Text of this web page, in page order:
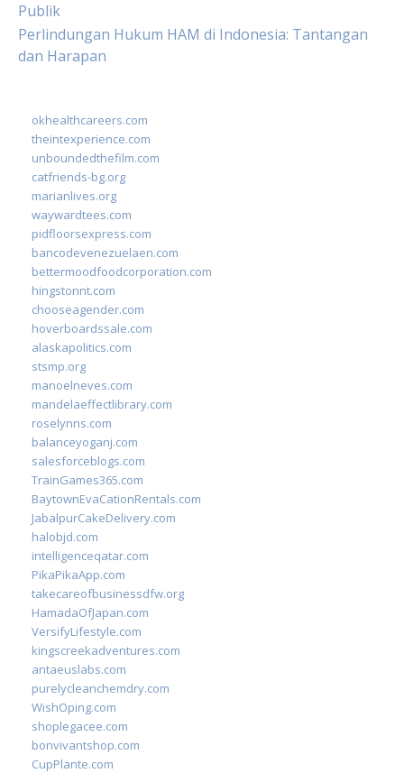
Publik
Perlindungan Hukum HAM di Indonesia: Tantangan
dan Harapan
okhealthcareers.com
theintexperience.com
unboundedthefilm.com
catfriends-bg.org
marianlives.org
waywardtees.com
pidfloorsexpress.com
bancodevenezuelaen.com
bettermoodfoodcorporation.com
hingstonnt.com
chooseagender.com
hoverboardssale.com
alaskapolitics.com
stsmp.org
manoelneves.com
mandelaeffectlibrary.com
roselynns.com
balanceyoganj.com
salesforceblogs.com
TrainGames365.com
BaytownEvaCationRentals.com
JabalpurCakeDelivery.com
halobjd.com
intelligenceqatar.com
PikaPikaApp.com
takecareofbusinessdfw.org
HamadaOfJapan.com
VersifyLifestyle.com
kingscreekadventures.com
antaeuslabs.com
purelycleanchemdry.com
WishOping.com
shoplegacee.com
bonvivantshop.com
CupPlante.com